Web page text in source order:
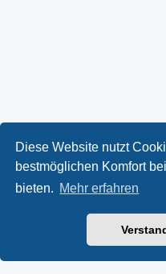
Diese Website nutzt
bestmöglichen Komfort
bieten. Mehr erfahren